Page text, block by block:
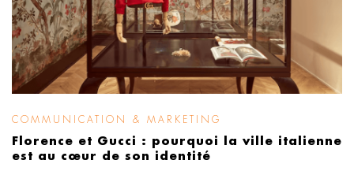
COMMUNICATION & MARKETING
Florence et Gucci : pourquoi la ville italienne
est au cœur de son identité